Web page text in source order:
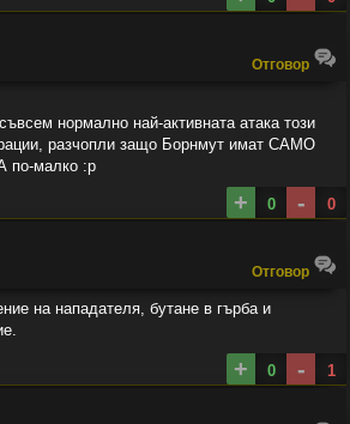
Oтговор
нормално най-активната атака този
разчопли защо Борнмут имат САМО
по-малко :p
+ 0 -
0
Oтговор
на нападателя, бутане в гърба и
+ 0 -
1